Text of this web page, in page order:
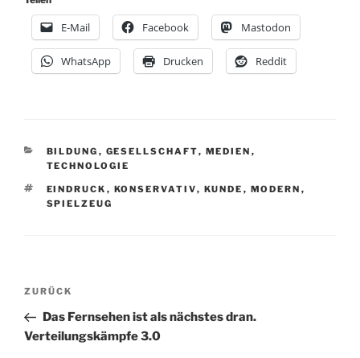
E-Mail Facebook Mastodon
WhatsApp Drucken Reddit
KATEGORIEN
BILDUNG , GESELLSCHAFT, MEDIEN ,
TECHNOLOGIE
SCHLAGWÖRTER
EINDRUCK , KONSERVATIV, KUNDE , MODERN ,
SPIELZEUG
Beitragsnavigation
Vorheriger
Beitrag
ZURÜCK
Das Fernsehen ist als nächstes dran.
Verteilungskämpfe 3.0